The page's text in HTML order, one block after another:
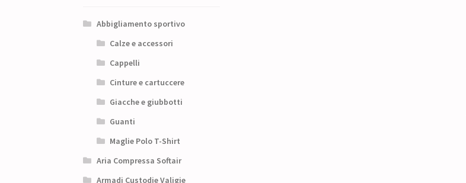
Abbigliamento sportivo
Calze e accessori
Cappelli
Cinture e cartuccere
Giacche e giubbotti
Guanti
Maglie Polo T-Shirt
Aria Compressa Softair
Armadi Custodie Valigie